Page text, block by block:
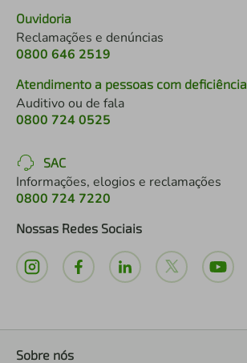
Ouvidoria
Reclamações e denúncias
0800 646 2519
Atendimento a pessoas com deficiência
Auditivo ou de fala
0800 724 0525
SAC
Informações, elogios e reclamações
0800 724 7220
Nossas Redes Sociais
Sobre nós